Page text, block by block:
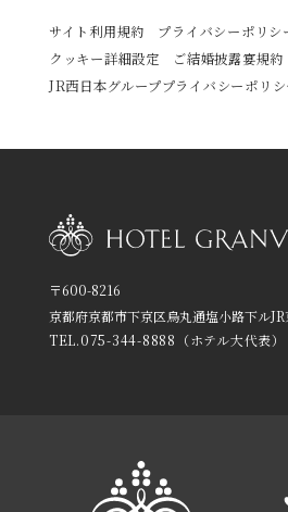
サイト利用規約 プライバシーポリシ
クッキー詳細設定
ご結婚披露宴規約
JR西日本グループプライバシーポリシ
〒600-8216
京都府京都市下京区烏丸通塩小路下ル
TEL.075-344-8888 （ホテル大代表）